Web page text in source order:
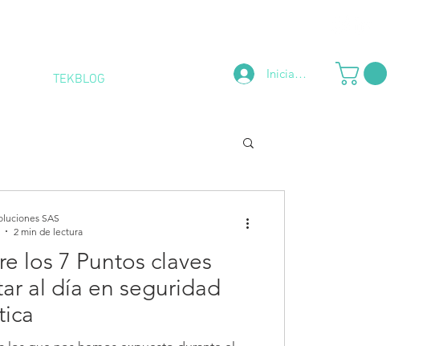
TEKBLOG Iniciar sesión
los 7 Puntos claves
al día en seguridad
SAS
2 min de lectura